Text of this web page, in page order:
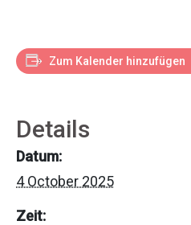
Zum Kalender hinzufügen
Details
Datum:
4 October 2025
Zeit: